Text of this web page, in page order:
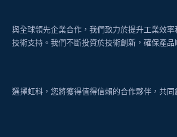
與全球領先企業合作，我們致力於提升工業效
技術支持。我們不斷投資於技術創新，確保產品
選擇虹科，您將獲得值得信賴的合作夥伴，共同